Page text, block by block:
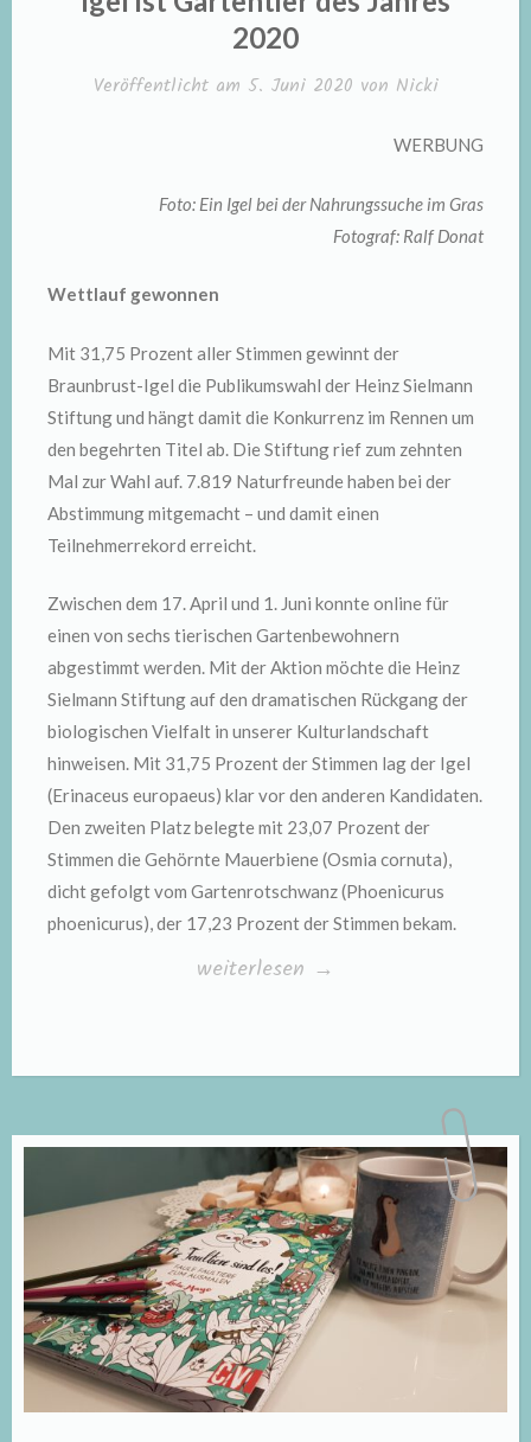
2020
Veröffentlicht am 5. Juni 2020 von Nicki
WERBUNG
Foto: Ein Igel bei der Nahrungssuche im Gras
Fotograf: Ralf Donat
Wettlauf gewonnen
Mit 31,75 Prozent aller Stimmen gewinnt der
Braunbrust-Igel die Publikumswahl der Heinz Sielmann
Stiftung und hängt damit die Konkurrenz im Rennen um
den begehrten Titel ab. Die Stiftung rief zum zehnten
Mal zur Wahl auf. 7.819 Naturfreunde haben bei der
Abstimmung mitgemacht – und damit einen
Teilnehmerrekord erreicht.
Zwischen dem 17. April und 1. Juni konnte online für
einen von sechs tierischen Gartenbewohnern
abgestimmt werden. Mit der Aktion möchte die Heinz
Sielmann Stiftung auf den dramatischen Rückgang der
biologischen Vielfalt in unserer Kulturlandschaft
hinweisen. Mit 31,75 Prozent der Stimmen lag der Igel
(Erinaceus europaeus) klar vor den anderen Kandidaten.
Den zweiten Platz belegte mit 23,07 Prozent der
Stimmen die Gehörnte Mauerbiene (Osmia cornuta),
dicht gefolgt vom Gartenrotschwanz (Phoenicurus
phoenicurus), der 17,23 Prozent der Stimmen bekam.
„Igel
des
2020“
weiterlesen →